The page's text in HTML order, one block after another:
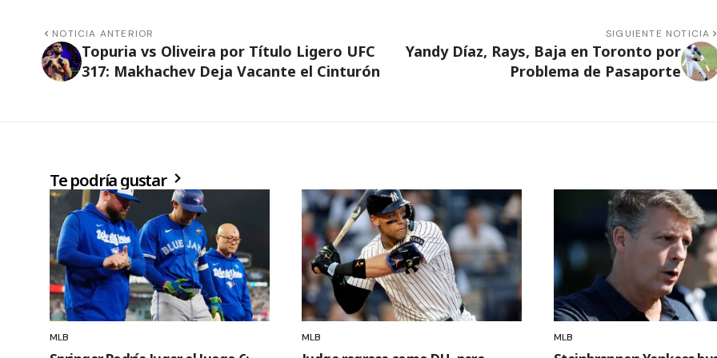
NOTICIA ANTERIOR
Topuria vs Oliveira por Título Ligero UFC
317: Makhachev Deja Vacante el Cinturón
SIGUIENTE NOTICIA
Yandy Díaz, Rays, Baja en Toronto por
Problema de Pasaporte
Te podría gustar
MLB MLB MLB